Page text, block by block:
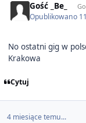
Gość _Be_
Opublikowano
No ostatni gig w
Krakowa
Cytuj
4 miesiące temu...